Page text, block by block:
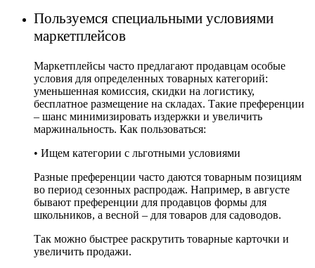
Пользуемся специальными условиями
маркетплейсов
Маркетплейсы часто предлагают продавцам особые
условия для определенных товарных категорий:
уменьшенная комиссия, скидки на логистику,
бесплатное размещение на складах. Такие преференции
– шанс минимизировать издержки и увеличить
маржинальность. Как пользоваться:
• Ищем категории с льготными условиями
Разные преференции часто даются товарным позициям
во период сезонных распродаж. Например, в августе
бывают преференции для продавцов формы для
школьников, а весной – для товаров для садоводов.
Так можно быстрее раскрутить товарные карточки и
увеличить продажи.